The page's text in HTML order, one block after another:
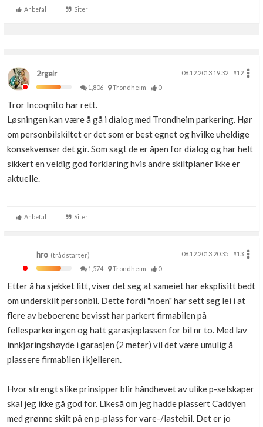
Boligmappa+
Anbefal Siter
2rgeir 08.12.2013 19.32
#12
1,806
Trondheim 0
Tror Incoqnito har rett.
Løsningen kan være å gå i dialog med Trondheim parkering. Hør
om personbilskiltet er det som er best egnet og hvilke uheldige
konsekvenser det gir. Som sagt de er åpen for dialog og har helt
sikkert en veldig god forklaring hvis andre skiltplaner ikke er
aktuelle.
Anbefal Siter
hro (trådstarter) 08.12.2013 20.35
#13
1,574
Trondheim 0
Etter å ha sjekket litt, viser det seg at sameiet har eksplisitt bedt
om underskilt personbil. Dette fordi "noen" har sett seg lei i at
flere av beboerene bevisst har parkert firmabilen på
fellesparkeringen og hatt garasjeplassen for bil nr to. Med lav
innkjøringshøyde i garasjen (2 meter) vil det være umulig å
plassere firmabilen i kjelleren.
Hvor strengt slike prinsipper blir håndhevet av ulike p-selskaper
skal jeg ikke gå god for. Likeså om jeg hadde plassert Caddyen
med grønne skilt på en p-plass for vare-/lastebil. Det er jo